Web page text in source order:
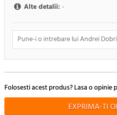
Alte detalii: -
RENUNTA
TRIMITE
Folosesti acest produs? Lasa o
EXPRIMA-TI